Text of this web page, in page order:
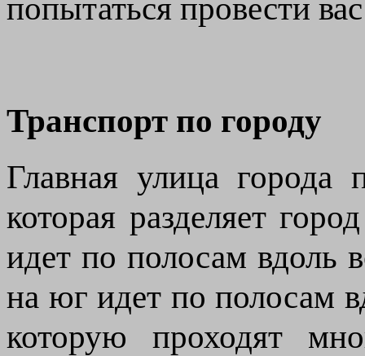
попытаться провести
Транспорт по городу
Главная улица города
которая разделяет
идет по полосам вдоль
на юг идет по полосам
которую проходят